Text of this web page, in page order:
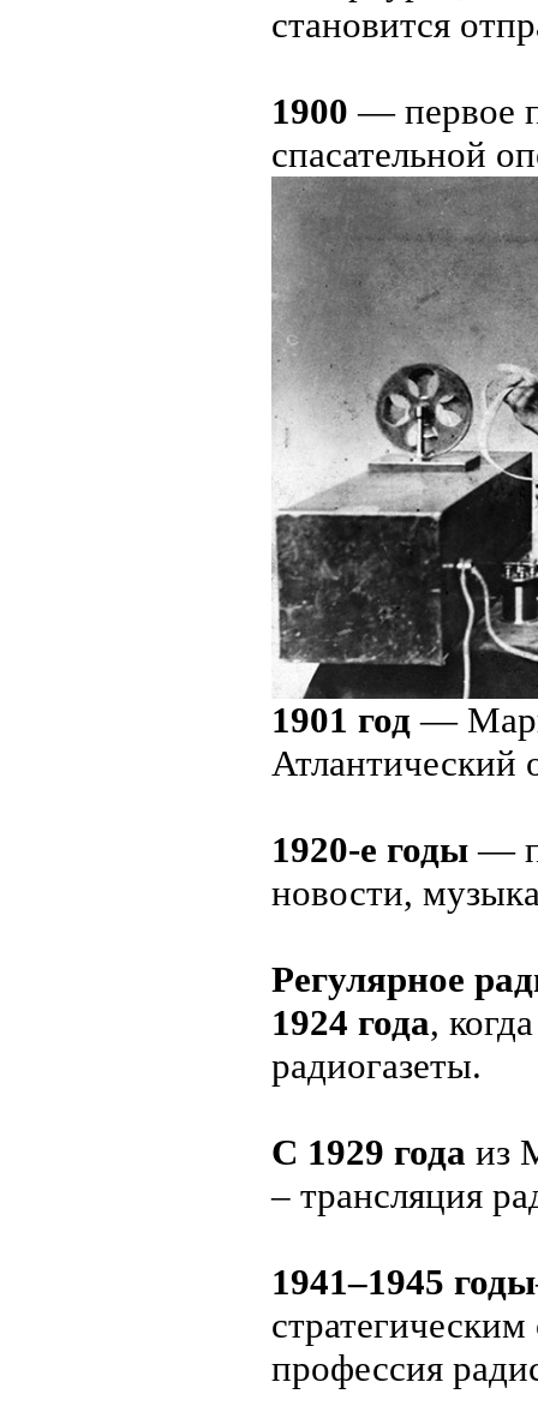
становится
1900 — первое
спасательной
1901 год —
Атлантический
1920-е годы —
новости,
Регулярное
1924 года,
радиогазеты.
С 1929 года из
– трансляция
1941–1945 годы
профессия